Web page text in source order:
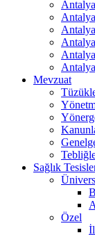
Mevzuat
Sağlık
Özel